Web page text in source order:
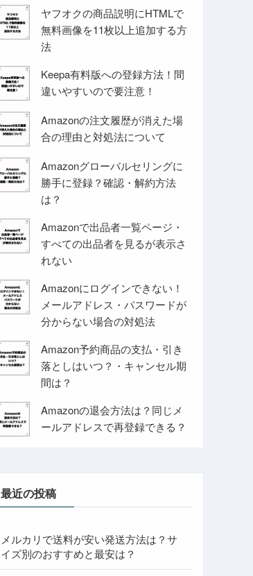
ヤフオクの商品説明にHTMLで
無料画像を11枚以上追加する方
法
Keepa有料版への登録方法！間
違いやすいので要注意！
Amazonの注文履歴が消えた場
合の理由と対処法について
Amazonグローバルセリングに
勝手に登録？確認・解約方法
は？
Amazonで出品者一覧ページ・
すべての出品者を見るが表示さ
れない
Amazonにログインできない！
メールアドレス・パスワードが
分からない場合の対処法
Amazon予約商品の支払・引き
落としはいつ？・キャンセル期
間は？
Amazonの退会方法は？同じメ
ールアドレスで再登録できる？
最近の投稿
メルカリで送料が安い発送方法は？サ
イズ別のおすすめと最安は？